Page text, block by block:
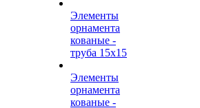
Элементы
орнамента
кованые -
труба 15х15
Элементы
орнамента
кованые -